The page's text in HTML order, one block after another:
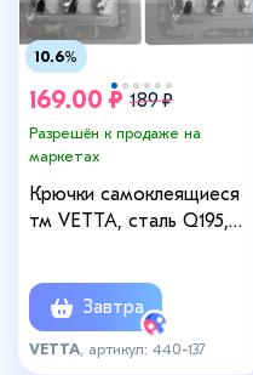
10.6%
169.00 ₽ 189 ₽
Разрешён к продаже на
маркетах
Крючки самоклеящиеся
тм VETTA, сталь Q195,
Завтра
VETTA , артикул: 440-137